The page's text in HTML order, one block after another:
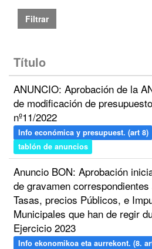
Filtrar
Título
ANUNCIO: Aprobación de la
de modificación de
nº11/2022
Info económica y presupuest. (art 8)
tablón de anuncios
Anuncio BON: Aprobación
de gravamen correspondientes
Tasas, precios Públicos, e
Municipales que han de regir
Ejercicio 2023
Info ekonomikoa eta aurrekont. (8.